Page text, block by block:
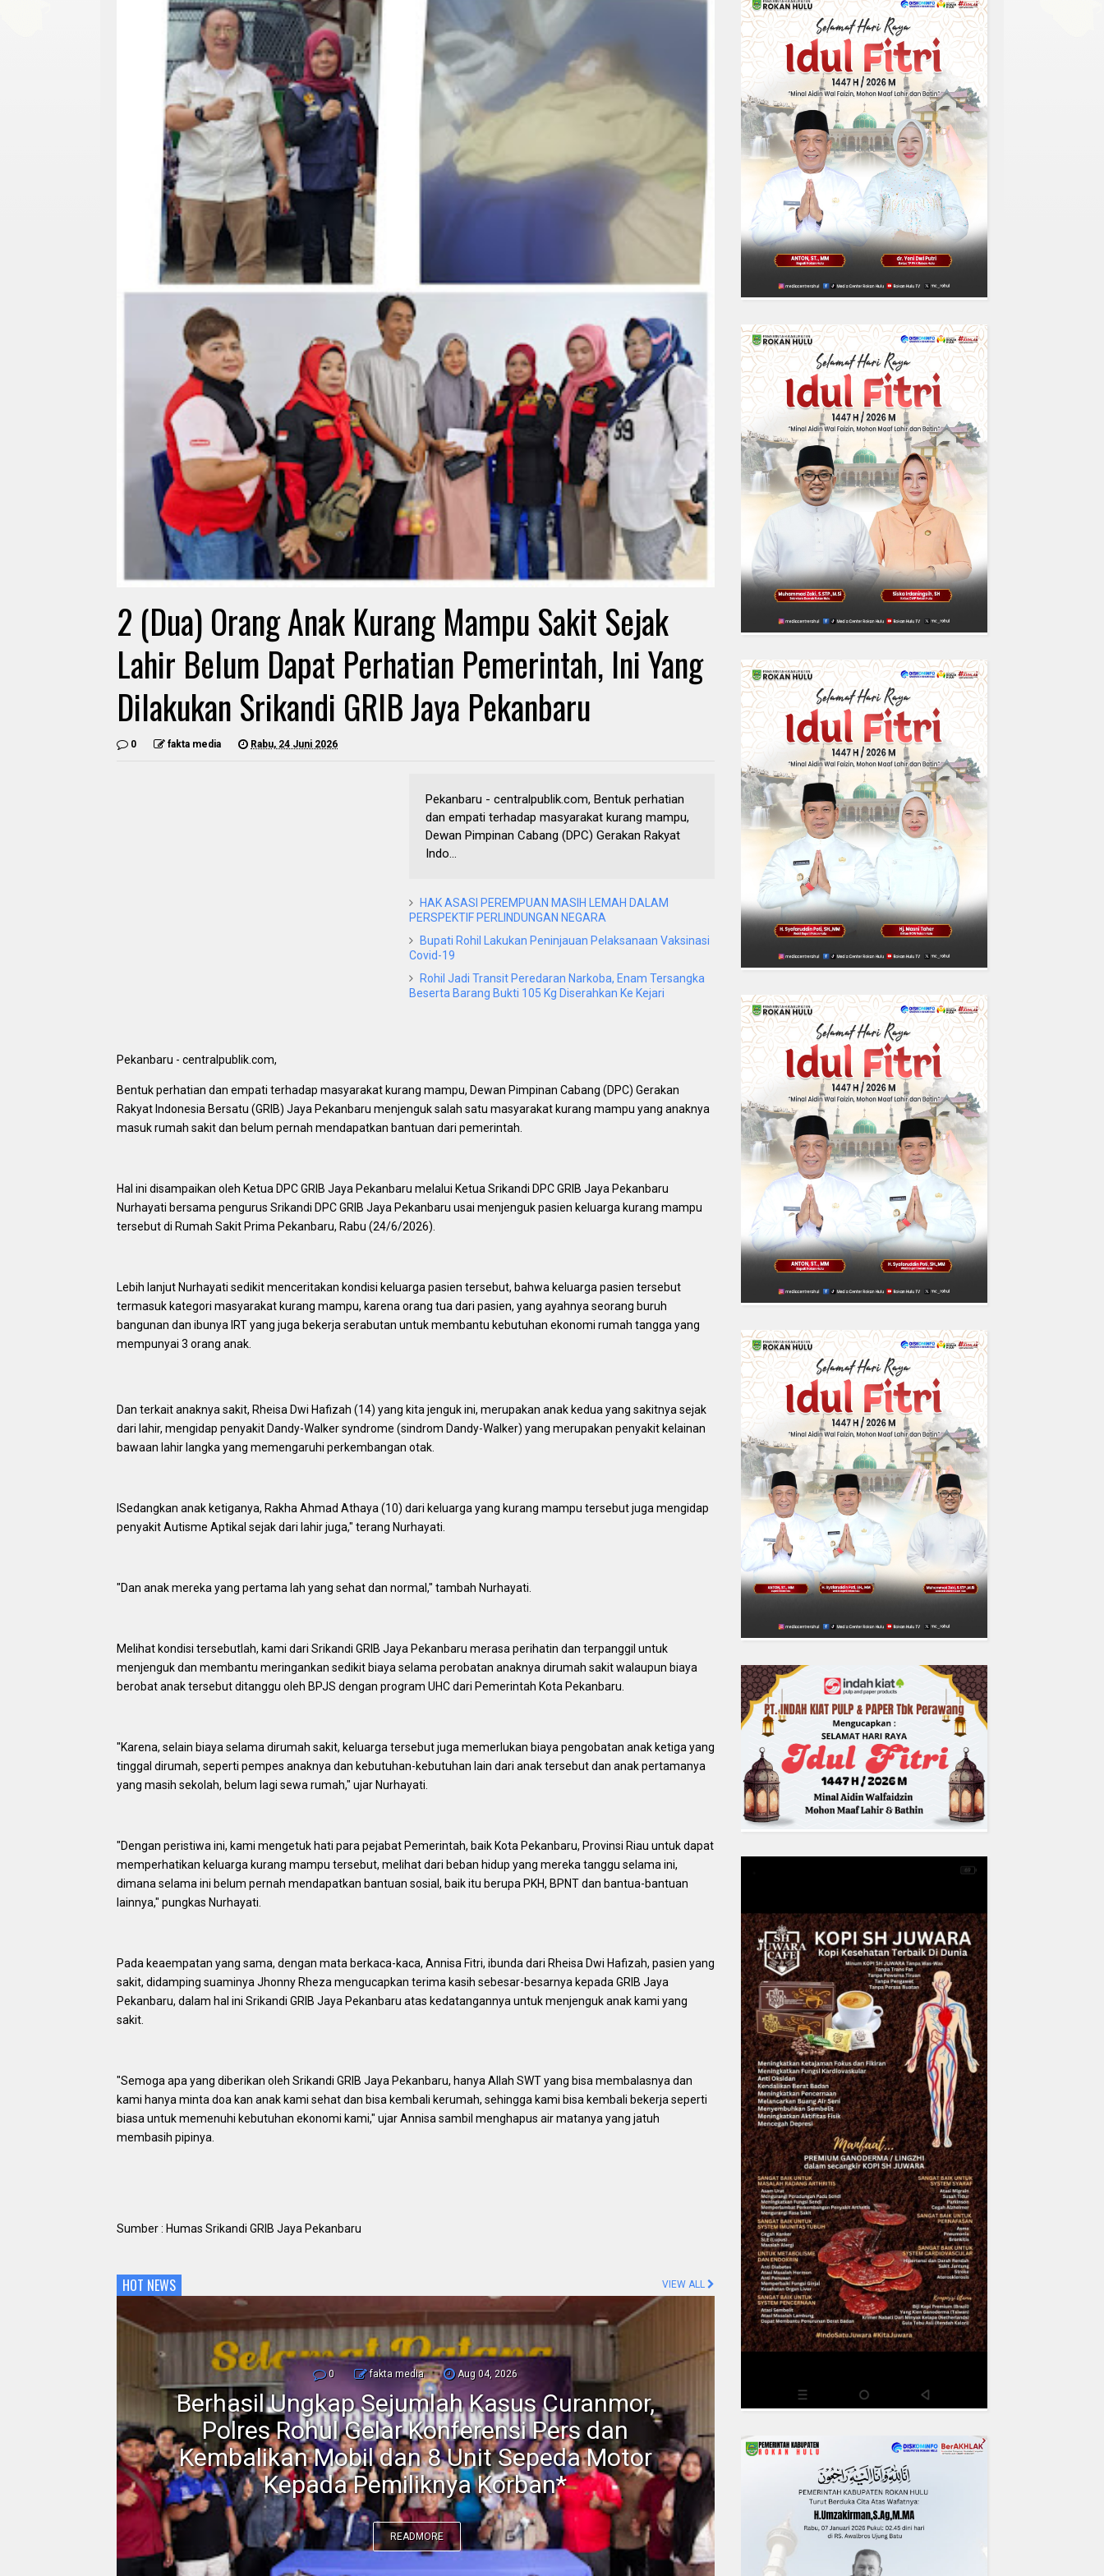
2 (Dua) Orang Anak Kurang Mampu Sakit Sejak
Lahir Belum Dapat Perhatian Pemerintah, Ini Yang
Dilakukan Srikandi GRIB Jaya Pekanbaru
0 fakta media Rabu, 24 Juni 2026
Pekanbaru - centralpublik.com, Bentuk perhatian
dan empati terhadap masyarakat kurang mampu,
Dewan Pimpinan Cabang (DPC) Gerakan Rakyat
Indo...
HAK ASASI PEREMPUAN MASIH LEMAH DALAM
PERSPEKTIF PERLINDUNGAN NEGARA
Bupati Rohil Lakukan Peninjauan Pelaksanaan Vaksinasi
Covid-19
Rohil Jadi Transit Peredaran Narkoba, Enam Tersangka
Beserta Barang Bukti 105 Kg Diserahkan Ke Kejari
Pekanbaru - centralpublik.com,
Bentuk perhatian dan empati terhadap masyarakat kurang mampu, Dewan Pimpinan Cabang (DPC) Gerakan
Rakyat Indonesia Bersatu (GRIB) Jaya Pekanbaru menjenguk salah satu masyarakat kurang mampu yang anaknya
masuk rumah sakit dan belum pernah mendapatkan bantuan dari pemerintah.
Hal ini disampaikan oleh Ketua DPC GRIB Jaya Pekanbaru melalui Ketua Srikandi DPC GRIB Jaya Pekanbaru
Nurhayati bersama pengurus Srikandi DPC GRIB Jaya Pekanbaru usai menjenguk pasien keluarga kurang mampu
tersebut di Rumah Sakit Prima Pekanbaru, Rabu (24/6/2026).
Lebih lanjut Nurhayati sedikit menceritakan kondisi keluarga pasien tersebut, bahwa keluarga pasien tersebut
termasuk kategori masyarakat kurang mampu, karena orang tua dari pasien, yang ayahnya seorang buruh
bangunan dan ibunya IRT yang juga bekerja serabutan untuk membantu kebutuhan ekonomi rumah tangga yang
mempunyai 3 orang anak.
Dan terkait anaknya sakit, Rheisa Dwi Hafizah (14) yang kita jenguk ini, merupakan anak kedua yang sakitnya sejak
dari lahir, mengidap penyakit Dandy-Walker syndrome (sindrom Dandy-Walker) yang merupakan penyakit kelainan
bawaan lahir langka yang memengaruhi perkembangan otak.
lSedangkan anak ketiganya, Rakha Ahmad Athaya (10) dari keluarga yang kurang mampu tersebut juga mengidap
penyakit Autisme Aptikal sejak dari lahir juga," terang Nurhayati.
"Dan anak mereka yang pertama lah yang sehat dan normal," tambah Nurhayati.
Melihat kondisi tersebutlah, kami dari Srikandi GRIB Jaya Pekanbaru merasa perihatin dan terpanggil untuk
menjenguk dan membantu meringankan sedikit biaya selama perobatan anaknya dirumah sakit walaupun biaya
berobat anak tersebut ditanggu oleh BPJS dengan program UHC dari Pemerintah Kota Pekanbaru.
"Karena, selain biaya selama dirumah sakit, keluarga tersebut juga memerlukan biaya pengobatan anak ketiga yang
tinggal dirumah, seperti pempes anaknya dan kebutuhan-kebutuhan lain dari anak tersebut dan anak pertamanya
yang masih sekolah, belum lagi sewa rumah," ujar Nurhayati.
"Dengan peristiwa ini, kami mengetuk hati para pejabat Pemerintah, baik Kota Pekanbaru, Provinsi Riau untuk dapat
memperhatikan keluarga kurang mampu tersebut, melihat dari beban hidup yang mereka tanggu selama ini,
dimana selama ini belum pernah mendapatkan bantuan sosial, baik itu berupa PKH, BPNT dan bantua-bantuan
lainnya," pungkas Nurhayati.
Pada keaempatan yang sama, dengan mata berkaca-kaca, Annisa Fitri, ibunda dari Rheisa Dwi Hafizah, pasien yang
sakit, didamping suaminya Jhonny Rheza mengucapkan terima kasih sebesar-besarnya kepada GRIB Jaya
Pekanbaru, dalam hal ini Srikandi GRIB Jaya Pekanbaru atas kedatangannya untuk menjenguk anak kami yang
sakit.
"Semoga apa yang diberikan oleh Srikandi GRIB Jaya Pekanbaru, hanya Allah SWT yang bisa membalasnya dan
kami hanya minta doa kan anak kami sehat dan bisa kembali kerumah, sehingga kami bisa kembali bekerja seperti
biasa untuk memenuhi kebutuhan ekonomi kami," ujar Annisa sambil menghapus air matanya yang jatuh
membasih pipinya.
Sumber : Humas Srikandi GRIB Jaya Pekanbaru
HOT NEWS VIEW ALL
0 fakta media Aug 04, 2026
Berhasil Ungkap Sejumlah Kasus Curanmor,
Polres Rohul Gelar Konferensi Pers dan
Kembalikan Mobil dan 8 Unit Sepeda Motor
Kepada Pemiliknya Korban*
READMORE
0
Deadlock Mediasi 28 Juli
Mesuji Lanjutkan Reklaming